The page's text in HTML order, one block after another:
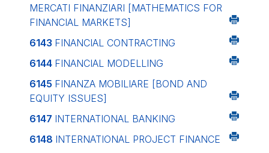
MERCATI FINANZIARI [MATHEMATICS FOR
FINANCIAL MARKETS]
6143 FINANCIAL CONTRACTING
6144 FINANCIAL MODELLING
6145 FINANZA MOBILIARE [BOND AND
EQUITY ISSUES]
6147 INTERNATIONAL BANKING
6148 INTERNATIONAL PROJECT FINANCE